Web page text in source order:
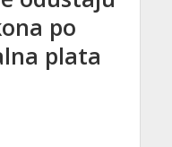
po
plata